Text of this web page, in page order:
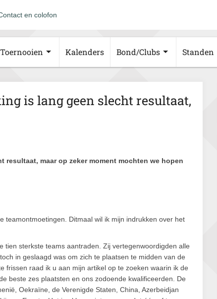
en colofon
Toernooien Kalenders Bond/Clubs Standen
is lang geen slecht resultaat,
maar op zeker moment mochten we hopen
teamontmoetingen. Ditmaal wil ik mijn indrukken over het
sterkste teams aantraden. Zij vertegenwoordigden alle
in geslaagd was om zich te plaatsen te midden van de
frissen raad ik u aan mijn artikel op te zoeken waarin ik de
beste zes plaatsten en ons zodoende kwalificeerden. De
Oekraïne, de Verenigde Staten, China, Azerbeidjan